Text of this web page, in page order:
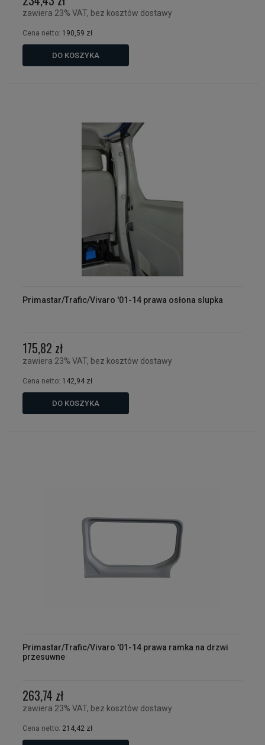
zawiera 23% VAT, bez kosztów dostawy
Cena netto: 190,59 zł
DO KOSZYKA
Primastar/Trafic/Vivaro '01-14 prawa osłona slupka
175,82 zł
zawiera 23% VAT, bez kosztów dostawy
Cena netto: 142,94 zł
DO KOSZYKA
Primastar/Trafic/Vivaro '01-14 prawa ramka na drzwi
przesuwne
263,74 zł
zawiera 23% VAT, bez kosztów dostawy
Cena netto: 214,42 zł